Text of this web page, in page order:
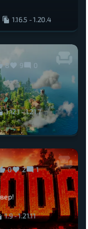
1.16.5 -1.20.4
8 9 0
1.12.1-1.21.7
0 2 1
1.9-1.21.11